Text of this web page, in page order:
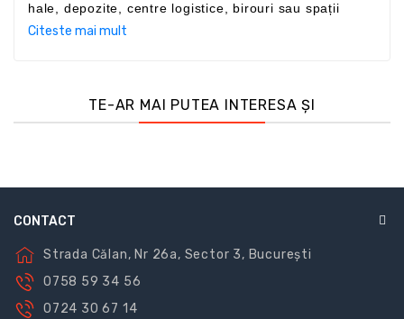
hale, depozite, centre logistice, birouri sau spații
comerciale.
Citeste mai mult
TE-AR MAI PUTEA INTERESA ȘI
CONTACT
Strada Călan, Nr 26a, Sector 3, București
0758 59 34 56
0724 30 67 14